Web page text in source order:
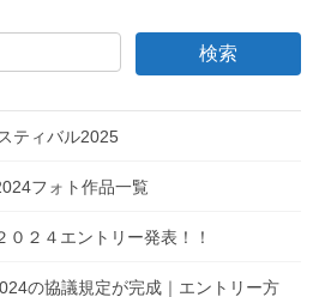
ティバル2025
フォト作品一覧
２４エントリー発表！！
の協議規定が完成｜エントリー方